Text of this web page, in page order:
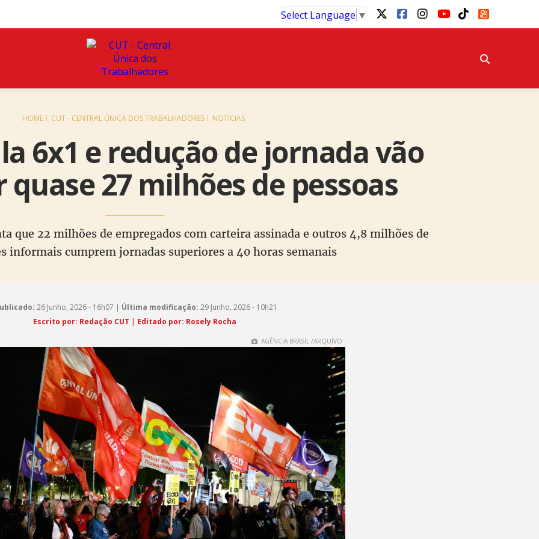
Select Language ▼
HOME CUT - CENTRAL ÚNICA DOS TRABALHADORES NOTÍCIAS
6x1 e redução de jornada vão
27 milhões de pessoas
que 22 milhões de empregados com carteira assinada e outros 4,8 milhões de
informais cumprem jornadas superiores a 40 horas semanais
26 Junho, 2026 - 16h07 | Última modificação: 29 Junho, 2026 - 10h21
Escrito por: Redação CUT | Editado por: Rosely Rocha
AGÊNCIA BRASIL /ARQUIVO